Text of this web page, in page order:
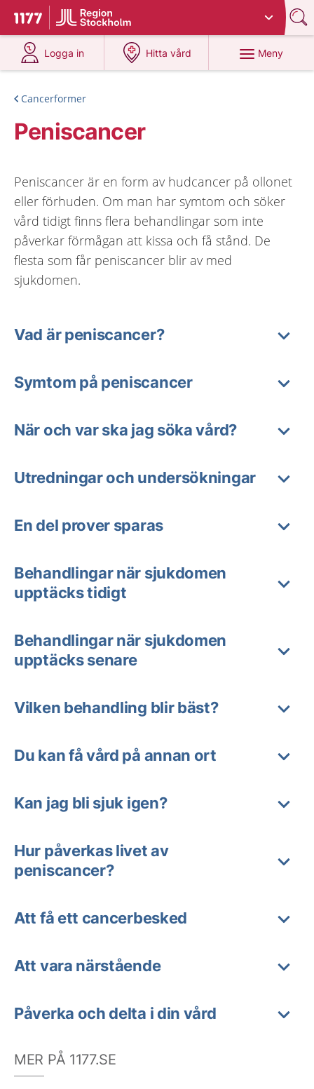
Till startsidan för 1177
Du har valt region
Logga in
på 1177.se
Hitta vård
på 1177.se
Meny
Cancerformer
Peniscancer
Peniscancer är en form av hudcancer på ollonet
eller förhuden. Om man har symtom och söker
vård tidigt finns flera behandlingar som inte
påverkar förmågan att kissa och få stånd. De
flesta som får peniscancer blir av med
sjukdomen.
Vad är peniscancer?
Symtom på peniscancer
När och var ska jag söka vård?
Utredningar och undersökningar
En del prover sparas
Behandlingar när sjukdomen
upptäcks tidigt
Behandlingar när sjukdomen
upptäcks senare
Vilken behandling blir bäst?
Du kan få vård på annan ort
Kan jag bli sjuk igen?
Hur påverkas livet av
peniscancer?
Att få ett cancerbesked
Att vara närstående
Påverka och delta i din vård
MER PÅ 1177.SE